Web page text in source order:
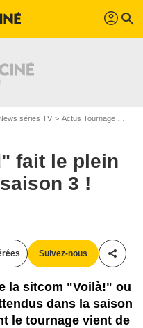
profil search
séries TV Actus Tournage Séries TV
fait le plein
3 !
Suivez-nous
la sitcom "Voilà!" ou
dans la saison
le tournage vient de